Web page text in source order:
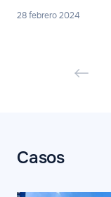
28 febrero 2024
Casos